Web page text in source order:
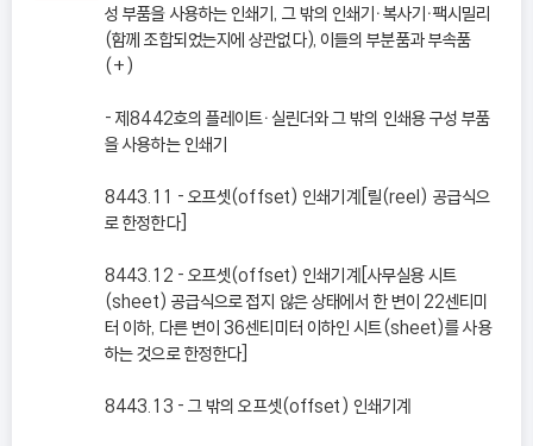
성 부품을 사용하는 인쇄기, 그 밖의 인쇄기ㆍ복사기ㆍ팩시밀리
(함께 조합되었는지에 상관없다), 이들의 부분품과 부속품
(+)
- 제8442호의 플레이트ㆍ실린더와 그 밖의 인쇄용 구성 부품
을 사용하는 인쇄기
8443.11 - 오프셋(offset) 인쇄기계[릴(reel) 공급식으
로 한정한다]
8443.12 - 오프셋(offset) 인쇄기계[사무실용 시트
(sheet) 공급식으로 접지 않은 상태에서 한 변이 22센티미
터 이하, 다른 변이 36센티미터 이하인 시트(sheet)를 사용
하는 것으로 한정한다]
8443.13 - 그 밖의 오프셋(offset) 인쇄기계